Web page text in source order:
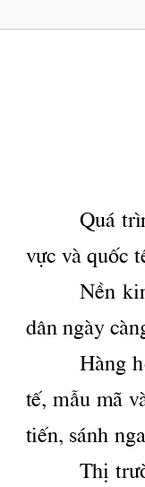
Qu
vùc vμ quèc
NÒn
d©n ngμy
Hμng
tÕ, mÉu m·
tiÕn, s ̧nh
ThÞ